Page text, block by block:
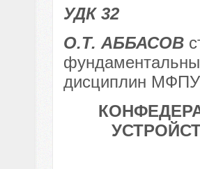
УДК 32
О.Т. АББАСОВ
дисциплин МФПУ